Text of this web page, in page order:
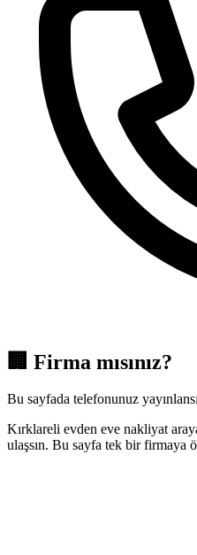
🏢 Firma mısınız?
Bu sayfada telefonunuz
Kırklareli evden eve nakliyat
ulaşsın. Bu sayfa tek bir firmaya